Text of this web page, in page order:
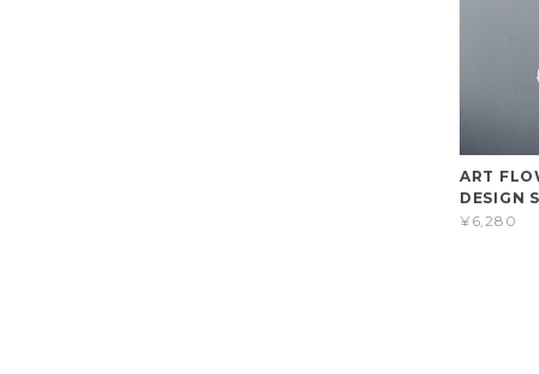
ART
DESIGN
¥6,280